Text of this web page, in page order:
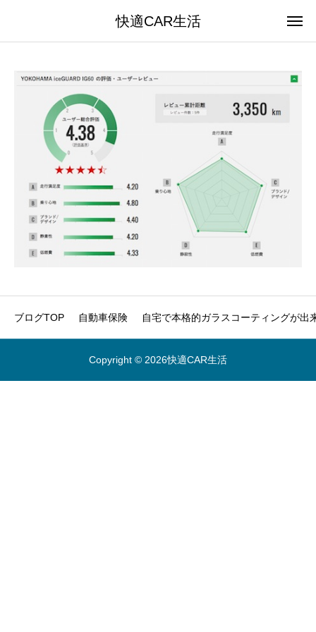
快適CAR生活
ブログTOP 自動車保険 自宅で本格的ガラスコーティングが出
Copyright © 2026快適CAR生活